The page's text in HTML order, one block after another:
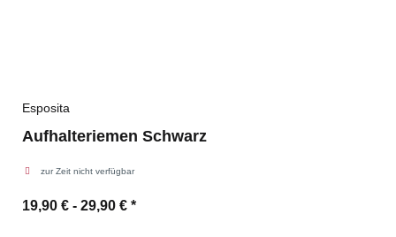
Esposita
Aufhalteriemen Schwarz
zur Zeit nicht verfügbar
19,90 € - 29,90 € *